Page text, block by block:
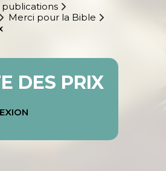
publications
Merci pour la Bible
DES PRIX